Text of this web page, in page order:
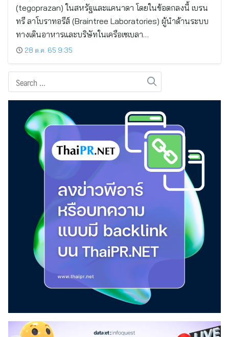
(tegoprazan) ในสหรัฐและแคนาดา โดยในข้อตกลงนี้ เบรน
ทรี ลาโบราทอรีส์ (Braintree Laboratories) ผู้นำด้านระบบ
ทางเดินอาหารและบริษัทในเครือเซเบลา…
28 ต.ค. 65 9:35